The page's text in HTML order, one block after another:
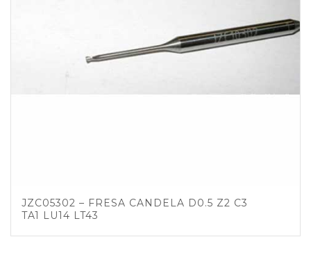
JZC05302 – FRESA CANDELA D0.5 Z2 C3
TA1 LU14 LT43